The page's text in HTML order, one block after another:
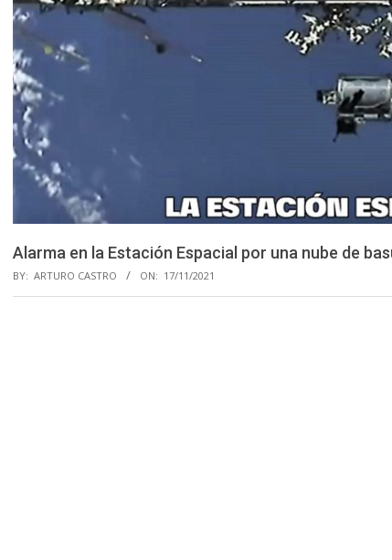
Alarma en la Estación Espacial por una nube de
BY: ARTURO CASTRO ON: 17/11/2021